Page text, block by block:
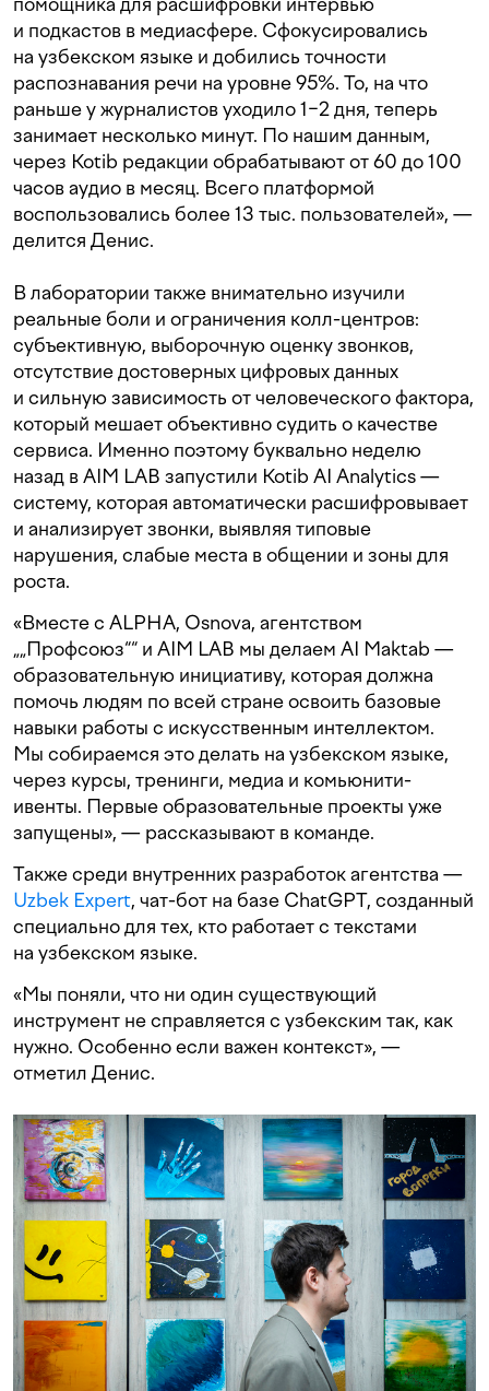
и подкастов в медиасфере. Сфокусировались
на узбекском языке и добились точности
распознавания речи на уровне 95%. То, на что
раньше у журналистов уходило 1−2 дня, теперь
занимает несколько минут. По нашим данным,
через Kotib редакции обрабатывают от 60 до 100
часов аудио в месяц. Всего платформой
воспользовались более 13 тыс. пользователей», —
делится Денис.
В лаборатории также внимательно изучили
реальные боли и ограничения колл-центров:
субъективную, выборочную оценку звонков,
отсутствие достоверных цифровых данных
и сильную зависимость от человеческого фактора,
который мешает объективно судить о качестве
сервиса. Именно поэтому буквально неделю
назад в AIM LAB запустили Kotib AI Analytics —
систему, которая автоматически расшифровывает
и анализирует звонки, выявляя типовые
нарушения, слабые места в общении и зоны для
роста.
«Вместе с ALPHA, Оsnova, агентством
„„Профсоюз““ и AIM LAB мы делаем AI Maktab —
образовательную инициативу, которая должна
помочь людям по всей стране освоить базовые
навыки работы с искусственным интеллектом.
Мы собираемся это делать на узбекском языке,
через курсы, тренинги, медиа и комьюнити-
ивенты. Первые образовательные проекты уже
запущены», — рассказывают в команде.
Также среди внутренних разработок агентства —
Uzbek Expert, чат-бот на базе ChatGPT, созданный
специально для тех, кто работает с текстами
на узбекском языке.
«Мы поняли, что ни один существующий
инструмент не справляется с узбекским так, как
нужно. Особенно если важен контекст», —
отметил Денис.